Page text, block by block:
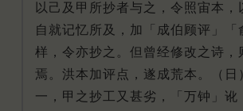
以己及甲所抄者与之，令照宙本，
自就记忆所及，加「成伯顾评」「
样，令亦抄之。但曾经修改之诗，
焉。洪本加评点，遂成荒本。（日
一，甲之抄工又甚劣，「万钟」讹